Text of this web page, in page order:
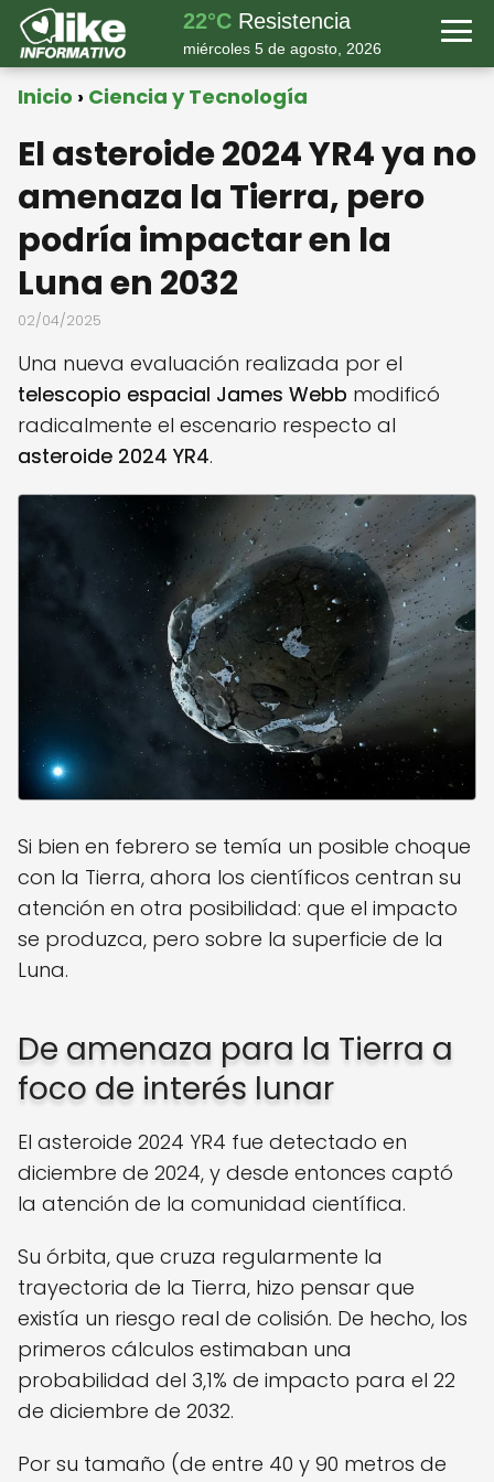
22°C Resistencia
miércoles 5 de agosto, 2026
Inicio Ciencia y Tecnología
El asteroide 2024 YR4 ya no
amenaza la Tierra, pero
podría impactar en la
Luna en 2032
02/04/2025
Una nueva evaluación realizada por el
telescopio espacial James Webb modificó
radicalmente el escenario respecto al
asteroide 2024 YR4.
Si bien en febrero se temía un posible choque
con la Tierra, ahora los científicos centran su
atención en otra posibilidad: que el impacto
se produzca, pero sobre la superficie de la
Luna.
De amenaza para la Tierra a
foco de interés lunar
El asteroide 2024 YR4 fue detectado en
diciembre de 2024, y desde entonces captó
la atención de la comunidad científica.
Su órbita, que cruza regularmente la
trayectoria de la Tierra, hizo pensar que
existía un riesgo real de colisión. De hecho, los
primeros cálculos estimaban una
probabilidad del 3,1% de impacto para el 22
de diciembre de 2032.
Por su tamaño (de entre 40 y 90 metros de